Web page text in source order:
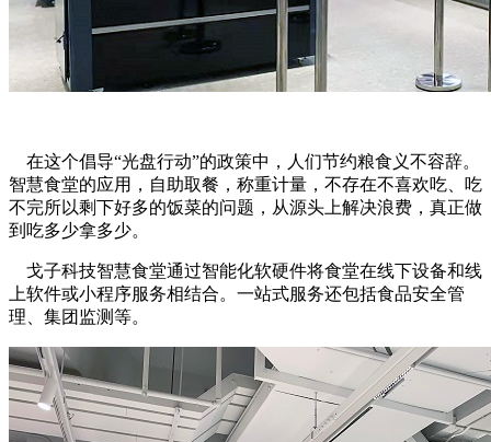
在这个倡导“光盘行动”的政策中，人们节约粮食义不容辞。
智慧食堂的应用，自助取餐，称重计量，不存在不喜欢吃、吃
不完所以剩下好多的饭菜的问题，从源头上解决浪费，真正做
到吃多少拿多少。
戈子科技智慧食堂通过智能化软硬件将食堂在线下设备和线
上软件或小程序服务相结合。一站式服务还包括食品安全管
理、集团监测等。